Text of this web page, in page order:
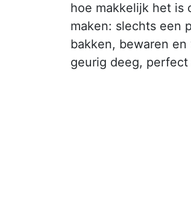
hoe makkelijk het is
maken: slechts een
bakken, bewaren
geurig deeg,